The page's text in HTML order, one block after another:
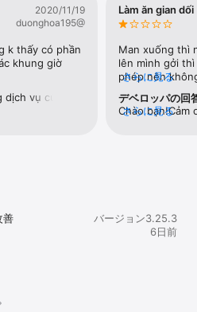
イン語、ポルトガル語、インドネシ
タガログ語、タイ語、ベトナム語、
のみご利用できます。日本以外の国
。ゆうちょ銀行の口座をお持ちの場
ルレミットアプリにご入金可能で
口、インターネットバンキングか
2020/11/19
duonghoa195@
k thấy có phần
khung giờ
vụ của
BrastelVietna
Làm ăn gian dối
Man xuống thì
lên mình gởi
phép nên
Nhật bản yêu
hàng nhưng
khách hàng
さらに見る
デベロッパの回
Chào bạn!Cảm
さらに見る
善
バージョン3.25.3
6日前